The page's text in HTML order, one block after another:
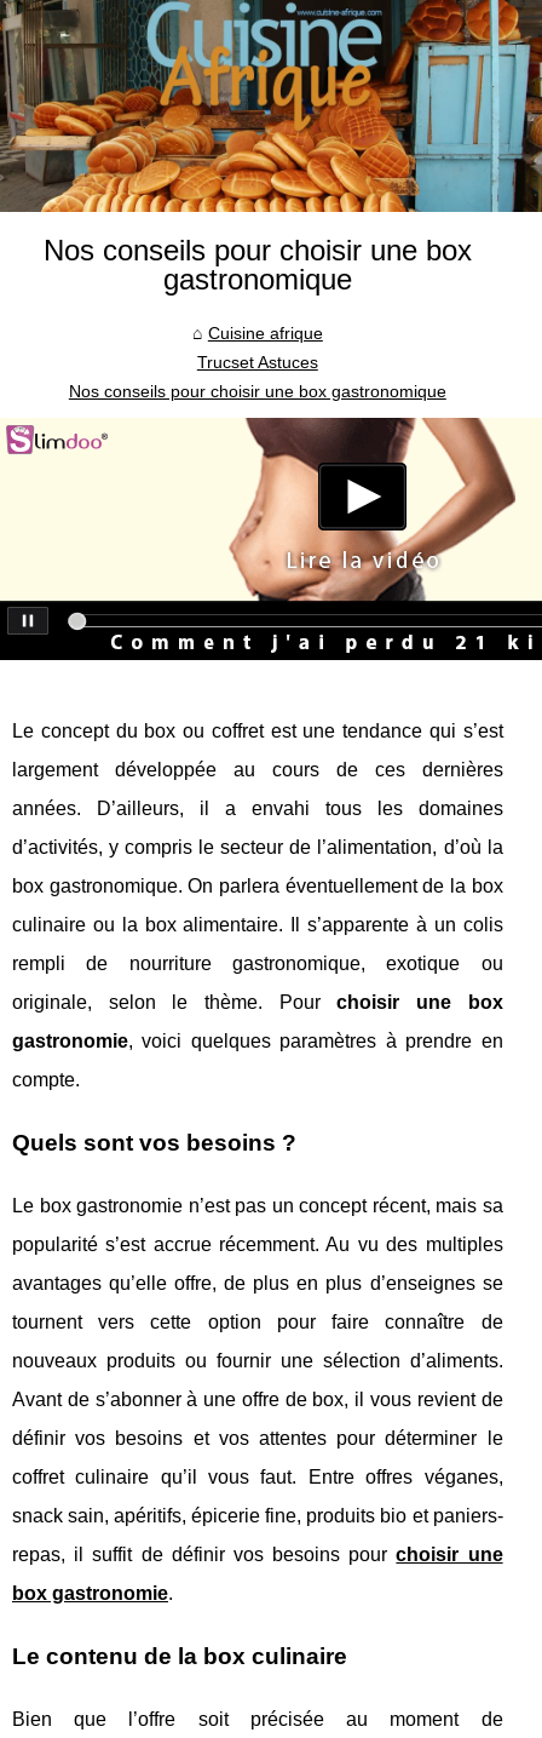
Nos conseils pour choisir une box
gastronomique
Cuisine afrique
Trucset Astuces
Nos conseils pour choisir une box gastronomique
Le concept du box ou coffret est une tendance qui s’est
largement développée au cours de ces dernières
années. D’ailleurs, il a envahi tous les domaines
d’activités, y compris le secteur de l’alimentation, d’où la
box gastronomique. On parlera éventuellement de la box
culinaire ou la box alimentaire. Il s’apparente à un colis
rempli de nourriture gastronomique, exotique ou
originale, selon le thème. Pourchoisir une box
gastronomie, voici quelques paramètres à prendre en
compte.
Quels sont vos besoins ?
Le box gastronomie n’est pas un concept récent, mais sa
popularité s’est accrue récemment. Au vu des multiples
avantages qu’elle offre, de plus en plus d’enseignes se
tournent vers cette option pour faire connaître de
nouveaux produits ou fournir une sélection d’aliments.
Avant de s’abonner à une offre de box, il vous revient de
définir vos besoins et vos attentes pour déterminer le
coffret culinaire qu’il vous faut. Entre offres véganes,
snack sain, apéritifs, épicerie fine, produits bio et paniers-
repas, il suffit de définir vos besoins pourchoisir une
box gastronomie.
Le contenu de la box culinaire
Bien que l’offre soit précisée au moment de